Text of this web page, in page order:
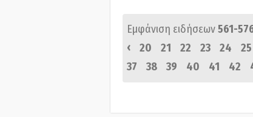
Εμφάνιση ειδήσεων561-
‹
20 21 22 23 24 25
37
38 39 40 41 42